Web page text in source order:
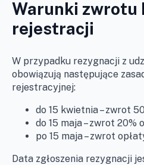
Warunki zwrotu
rejestracji
W przypadku rezygnacji z
obowiązują następujące
rejestracyjnej:
do 15 kwietnia – zwrot
do 15 maja – zwrot
po 15 maja – zwrot
Data zgłoszenia rezygnacji